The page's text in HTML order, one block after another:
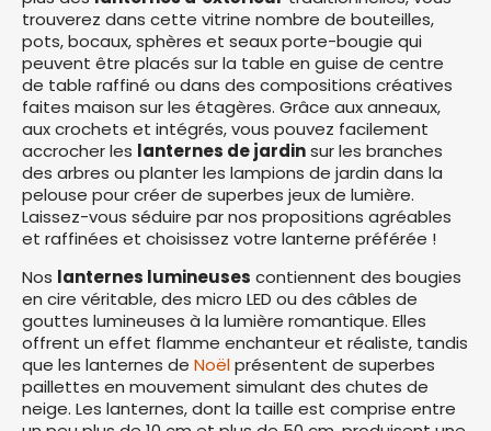
trouverez dans cette vitrine nombre de bouteilles,
pots, bocaux, sphères et seaux porte-bougie qui
peuvent être placés sur la table en guise de centre
de table raffiné ou dans des compositions créatives
faites maison sur les étagères. Grâce aux anneaux,
aux crochets et intégrés, vous pouvez facilement
accrocher les lanternes de jardinsur les branches
des arbres ou planter les lampions de jardin dans la
pelouse pour créer de superbes jeux de lumière.
Laissez-vous séduire par nos propositions agréables
et raffinées et choisissez votre lanterne préférée !
Nos lanternes lumineuses contiennent des bougies
en cire véritable, des micro LED ou des câbles de
gouttes lumineuses à la lumière romantique. Elles
offrent un effet flamme enchanteur et réaliste, tandis
que les lanternes de Noëlprésentent de superbes
paillettes en mouvement simulant des chutes de
neige. Les lanternes, dont la taille est comprise entre